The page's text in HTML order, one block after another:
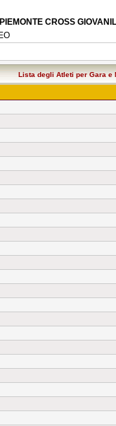
CROSS
Lista degli Atleti per Gara e